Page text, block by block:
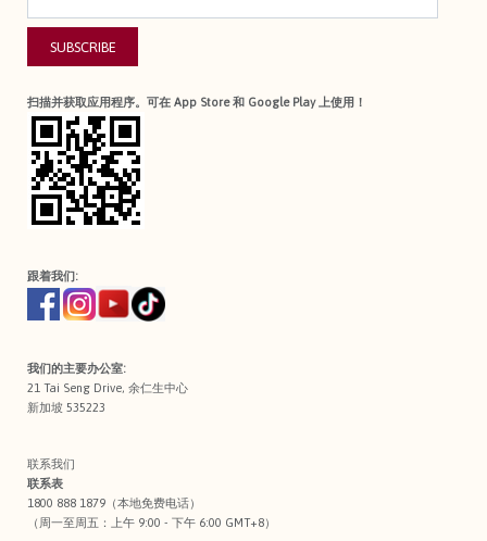
SUBSCRIBE
扫描并获取应用程序。可在 App Store 和 Google Play 上使用！
跟着我们:
我们的主要办公室:
21 Tai Seng Drive, 余仁生中心
新加坡 535223
联系我们
联系表
1800 888 1879（本地免费电话）
（周一至周五：上午 9:00 - 下午 6:00 GMT+8）